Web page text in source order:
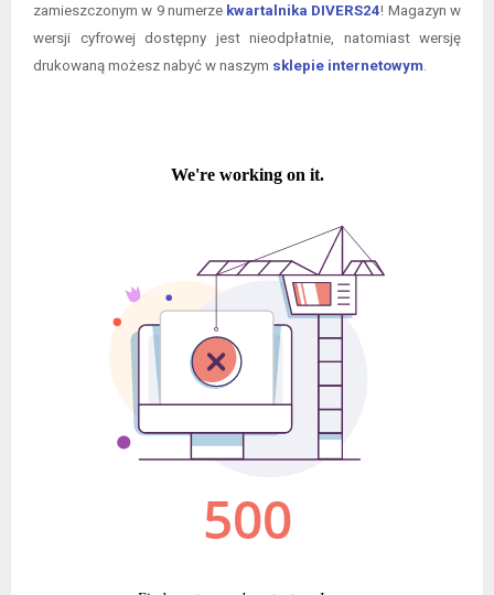
zamieszczonym w 9 numerze kwartalnika DIVERS24! Magazyn w
wersji cyfrowej dostępny jest nieodpłatnie, natomiast wersję
drukowaną możesz nabyć w naszym sklepie internetowym